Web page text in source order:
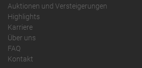
Auktionen und Versteigerungen
Highlights
Karriere
Über uns
FAQ
Kontakt